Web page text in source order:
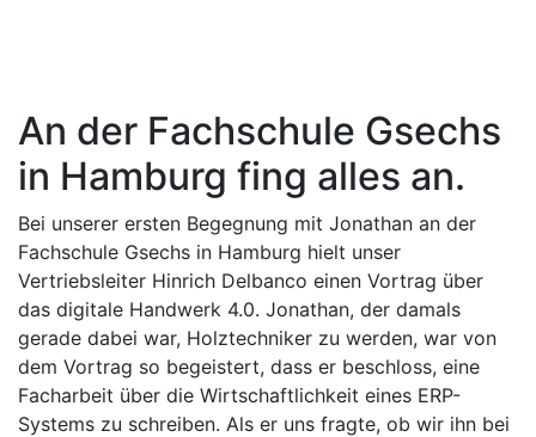
An der Fachschule Gsechs
in Hamburg fing alles an.
Bei unserer ersten Begegnung mit Jonathan an der
Fachschule Gsechs in Hamburg hielt unser
Vertriebsleiter Hinrich Delbanco einen Vortrag über
das digitale Handwerk 4.0. Jonathan, der damals
gerade dabei war, Holztechniker zu werden, war von
dem Vortrag so begeistert, dass er beschloss, eine
Facharbeit über die Wirtschaftlichkeit eines ERP-
Systems zu schreiben. Als er uns fragte, ob wir ihn bei